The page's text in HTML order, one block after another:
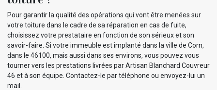
Pour garantir la qualité des opérations qui vont être menées sur
votre toiture dans le cadre de sa réparation en cas de fuite,
choisissez votre prestataire en fonction de son sérieux et son
savoir-faire. Si votre immeuble est implanté dans la ville de Corn,
dans le 46100, mais aussi dans ses environs, vous pouvez vous
tourner vers les prestations livrées par Artisan Blanchard Couvreur
46 et à son équipe. Contactez-le par téléphone ou envoyez-lui un
mail.